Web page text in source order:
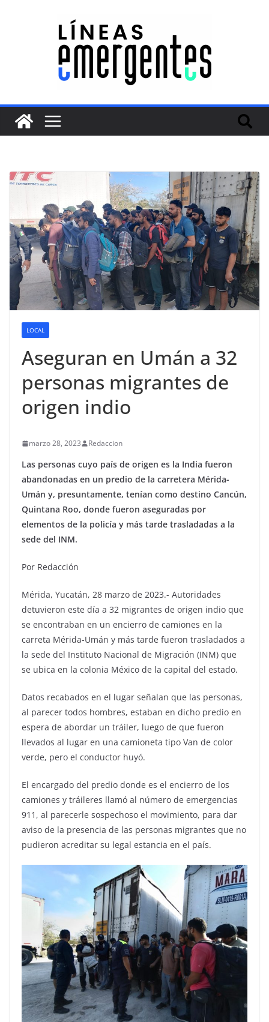
LOCAL
Aseguran en Umán a 32
personas migrantes de
origen indio
marzo 28, 2023 Redaccion
Las personas cuyo país de origen es la India fueron
abandonadas en un predio de la carretera Mérida-
Umán y, presuntamente, tenían como destino Cancún,
Quintana Roo, donde fueron aseguradas por
elementos de la policía y más tarde trasladadas a la
sede del INM.
Por Redacción
Mérida, Yucatán, 28 marzo de 2023.- Autoridades
detuvieron este día a 32 migrantes de origen indio que
se encontraban en un encierro de camiones en la
carreta Mérida-Umán y más tarde fueron trasladados a
la sede del Instituto Nacional de Migración (INM) que
se ubica en la colonia México de la capital del estado.
Datos recabados en el lugar señalan que las personas,
al parecer todos hombres, estaban en dicho predio en
espera de abordar un tráiler, luego de que fueron
llevados al lugar en una camioneta tipo Van de color
verde, pero el conductor huyó.
El encargado del predio donde es el encierro de los
camiones y tráileres llamó al número de emergencias
911, al parecerle sospechoso el movimiento, para dar
aviso de la presencia de las personas migrantes que no
pudieron acreditar su legal estancia en el país.